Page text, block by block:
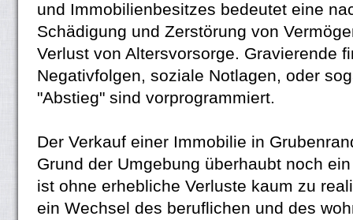
und Immobilienbesitzes bedeutet eine
Schädigung und Zerstörung von
Verlust von Altersvorsorge. Gravierende
Negativfolgen, soziale Notlagen, oder
"Abstieg" sind vorprogrammiert.
Der Verkauf einer Immobilie in
Grund der Umgebung überhaubt noch
ist ohne erhebliche Verluste kaum zu
ein Wechsel des beruflichen und des